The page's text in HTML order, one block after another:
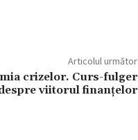
Articolul următor
crizelor. Curs-fulger
viitorul finanţelor